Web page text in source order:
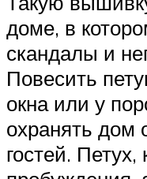
доме, в
скандалы и
Повесить
окна или у
охранять дом
гостей.